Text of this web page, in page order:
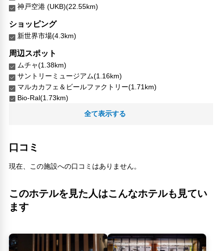
神戸空港 (UKB)(22.55km)
ショッピング
新世界市場(4.3km)
周辺スポット
ムチャ(1.38km)
サントリーミュージアム(1.16km)
マルカカフェ＆ビールファクトリー(1.71km)
Bio-Ral(1.73km)
emu -USEDCLOTHING-(60m)
Nishikujō Station(640m)
SystemPark(520m)
T.T Bowl(910m)
九条駅(390m)
京セラドーム大阪(1.03km)
地下鉄 西長堀駅(1.56km)
全て表示する
口コミ
現在、この施設への口コミはありません。
このホテルを見た人はこんなホテルも見てい
ます